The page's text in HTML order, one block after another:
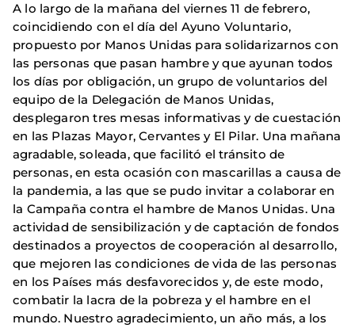
A lo largo de la mañana del viernes 11 de febrero,
coincidiendo con el día del Ayuno Voluntario,
propuesto por Manos Unidas para solidarizarnos con
las personas que pasan hambre y que ayunan todos
los días por obligación, un grupo de voluntarios del
equipo de la Delegación de Manos Unidas,
desplegaron tres mesas informativas y de cuestación
en las Plazas Mayor, Cervantes y El Pilar. Una mañana
agradable, soleada, que facilitó el tránsito de
personas, en esta ocasión con mascarillas a causa de
la pandemia, a las que se pudo invitar a colaborar en
la Campaña contra el hambre de Manos Unidas. Una
actividad de sensibilización y de captación de fondos
destinados a proyectos de cooperación al desarrollo,
que mejoren las condiciones de vida de las personas
en los Países más desfavorecidos y, de este modo,
combatir la lacra de la pobreza y el hambre en el
mundo. Nuestro agradecimiento, un año más, a los